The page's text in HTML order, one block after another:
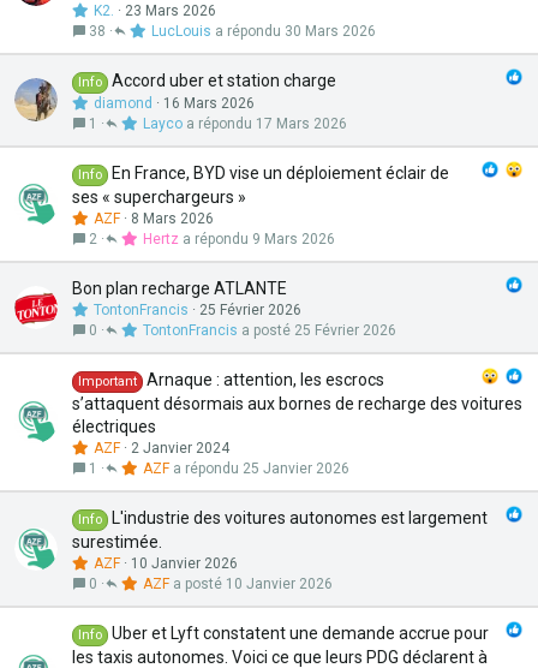
K2.
23 Mars 2026
38
30 Mars 2026
LucLouis
Info Accord uber et station charge
diamond
16 Mars 2026
1
17 Mars 2026
Layco
Info
En France, BYD vise un déploiement éclair de
ses « superchargeurs »
AZF
8 Mars 2026
2
9 Mars 2026
Hertz
Bon plan recharge ATLANTE
TontonFrancis
25 Février 2026
0
25 Février 2026
TontonFrancis
Important
Arnaque : attention, les escrocs
s’attaquent désormais aux bornes de recharge des voitures
électriques
AZF
2 Janvier 2024
1
25 Janvier 2026
AZF
Info
L'industrie des voitures autonomes est largement
surestimée.
AZF
10 Janvier 2026
0
10 Janvier 2026
AZF
Info
Uber et Lyft constatent une demande accrue pour
les taxis autonomes. Voici ce que leurs PDG déclarent à